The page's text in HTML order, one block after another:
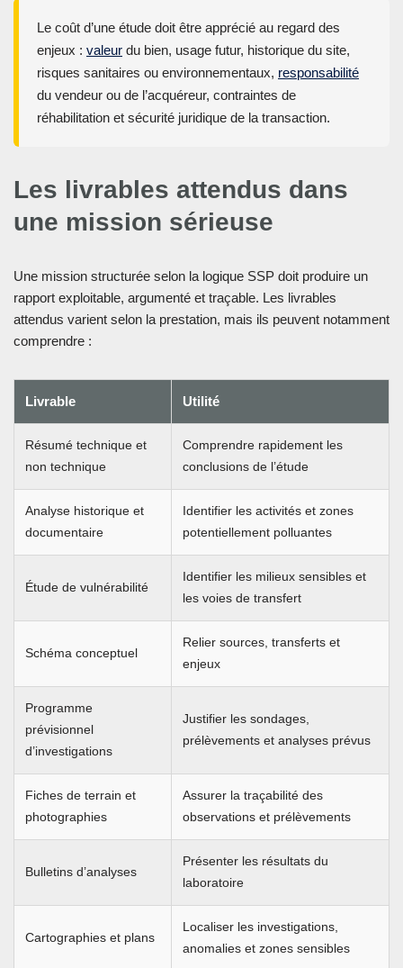
Le coût d’une étude doit être apprécié au regard des
enjeux : valeur du bien, usage futur, historique du site,
risques sanitaires ou environnementaux, responsabilité
du vendeur ou de l’acquéreur, contraintes de
réhabilitation et sécurité juridique de la transaction.
Les livrables attendus dans
une mission sérieuse
Une mission structurée selon la logique SSP doit produire un
rapport exploitable, argumenté et traçable. Les livrables
attendus varient selon la prestation, mais ils peuvent notamment
comprendre :
Livrable Utilité
Résumé technique et
non technique
Comprendre rapidement les
conclusions de l’étude
Analyse historique et
documentaire
Identifier les activités et zones
potentiellement polluantes
Étude de vulnérabilité
Identifier les milieux sensibles et
les voies de transfert
Schéma conceptuel
Relier sources, transferts et
enjeux
Programme
prévisionnel
d’investigations
Justifier les sondages,
prélèvements et analyses prévus
Fiches de terrain et
photographies
Assurer la traçabilité des
observations et prélèvements
Bulletins d’analyses
Présenter les résultats du
laboratoire
Cartographies et plans
Localiser les investigations,
anomalies et zones sensibles